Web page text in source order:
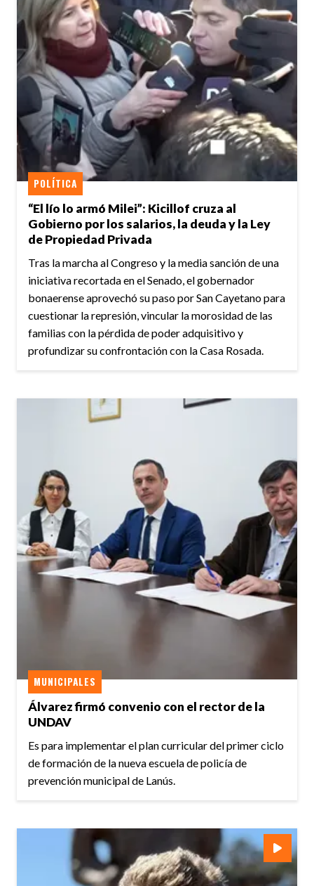
“El lío lo armó Milei”: Kicillof cruza al
Gobierno por los salarios, la deuda y la Ley
de Propiedad Privada
POLÍTICA
Tras la marcha al Congreso y la media sanción de una
iniciativa recortada en el Senado, el gobernador
bonaerense aprovechó su paso por San Cayetano para
cuestionar la represión, vincular la morosidad de las
familias con la pérdida de poder adquisitivo y
profundizar su confrontación con la Casa Rosada.
Álvarez firmó convenio con el rector de la
UNDAV
MUNICIPALES
Es para implementar el plan curricular del primer ciclo
de formación de la nueva escuela de policía de
prevención municipal de Lanús.